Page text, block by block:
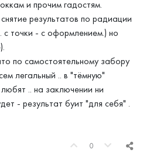
и прочим гадостям.
результатов по радиации
точки - с оформлением.) но
по самостоятельному забору
легальный .. в "тёмную"
.. на заключении ни
- результат буит "для себя" .
0